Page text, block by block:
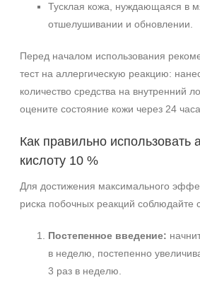
Тусклая кожа, нуждающаяся в
отшелушивании и обновлении.
Перед началом использования
тест на аллергическую реакцию:
количество средства на внутренний
оцените состояние кожи через 24 часа.
Как правильно использовать
кислоту 10 %
Для достижения максимального
риска побочных реакций
Постепенное введение:
в неделю, постепенно
3 раз в неделю.